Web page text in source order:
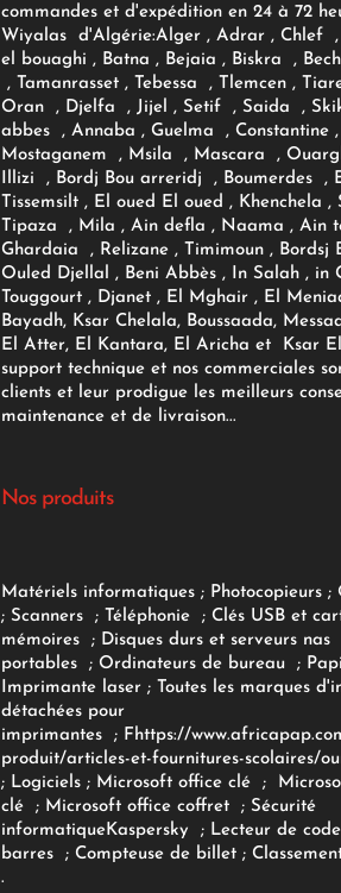
commandes et d'expédition en 24 à 72
Wiyalas d'Algérie:Alger , Adrar, Chlef ,
el bouaghi , Batna , Bejaia , Biskra ,
, Tamanrasset , Tebessa , Tlemcen ,
Oran , Djelfa , Jijel , Setif , Saida ,
abbes , Annaba , Guelma , Constantine
Mostaganem , Msila , Mascara ,
Illizi , Bordj Bou arreridj , Boumerdes ,
Tissemsilt , El oued El oued , Khenchela
Tipaza , Mila , Ain defla , Naama , Ain
Ghardaia , Relizane , Timimoun , Bordsj
Ouled Djellal , Beni Abbès , In Salah , in
Touggourt , Djanet , El Mghair , El
Bayadh, Ksar Chelala, Boussaada,
El Atter, El Kantara, El Aricha et Ksar
support technique et nos commerciales
clients et leur prodigue les meilleurs
maintenance et de livraison...
Nos produits
Matériels informatiques; Photocopieurs;
; Scanners ; Téléphonie ; Clés USB et
mémoires
; Disques durs et serveurs nas
portables
; Ordinateurs de bureau ;
Imprimante laser; Toutes les marques
détachées pour
imprimantes
; F https://
produit/articles-et-fournitures-scolaires/
; Logiciels ; Microsoft office clé ;
clé; Microsoft office coffret ; Sécurité
informatiqueKaspersky ; Lecteur de code
barres
; Compteuse de billet;
.